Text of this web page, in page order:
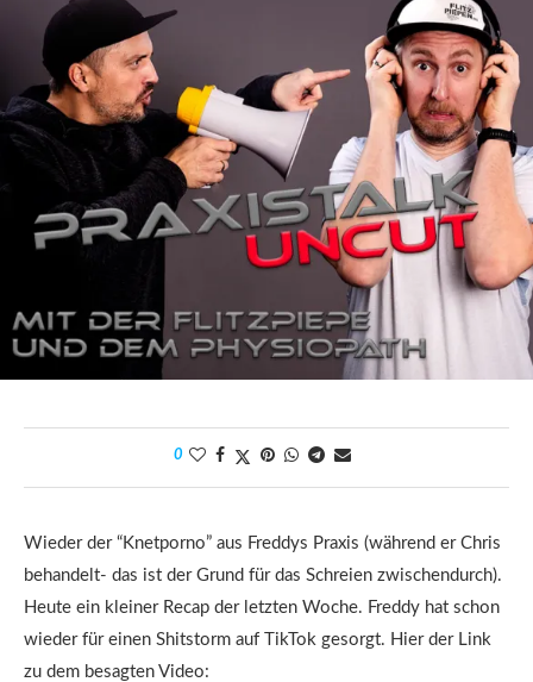
0
Wieder der “Knetporno” aus Freddys Praxis (während er Chris
behandelt- das ist der Grund für das Schreien zwischendurch).
Heute ein kleiner Recap der letzten Woche. Freddy hat schon
wieder für einen Shitstorm auf TikTok gesorgt. Hier der Link
zu dem besagten Video: